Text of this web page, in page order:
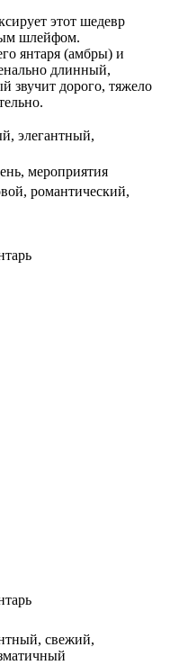
этот шедевр
шлейфом.
янтаря (амбры) и
длинный,
звучит дорого, тяжело
элегантный,
мероприятия
романтический,
свежий,